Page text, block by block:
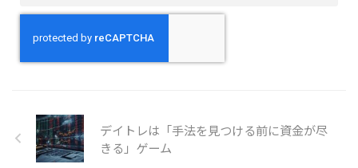
デイトレは「手法を見つける前に資金が尽
きる」ゲーム